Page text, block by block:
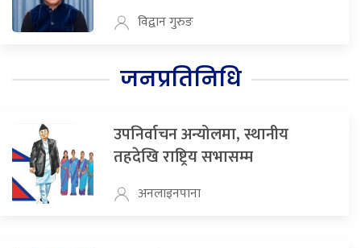
विद्वान गुरुङ
जनप्रतिनिधि
उपनिर्वाचन अन्योलमा, स्थानीय
तहदेखि राष्ट्रिय सभासम्म
अनलाइनपाना